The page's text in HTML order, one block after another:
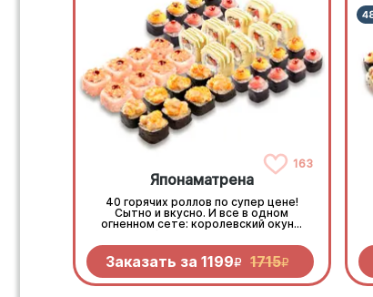
163
Японаматрена
40 горячих роллов по супер цене!
Сытно и вкусно. И все в одном
огненном сете: королевский окунь,
сочный бекон, копченая курочка,
нежный краб, хрустящие овощи.
Максимум вкуса, минимум трат
Заказать за 1199R 1715R